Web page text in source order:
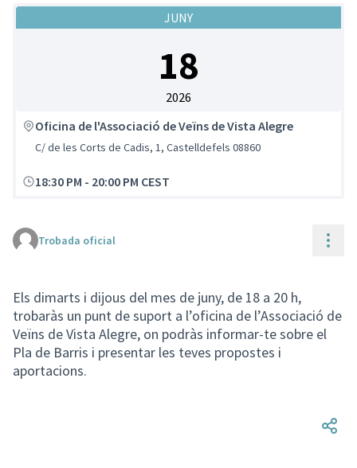
JUNY
18
2026
Oficina de l'Associació de Veïns de Vista Alegre
C/ de les Corts de Cadis, 1, Castelldefels 08860
18:30 PM - 20:00 PM CEST
Trobada oficial
Els dimarts i dijous del mes de juny, de 18 a 20 h,
trobaràs un punt de suport a l’oficina de l’Associació de
Veïns de Vista Alegre, on podràs informar-te sobre el
Pla de Barris i presentar les teves propostes i
aportacions.